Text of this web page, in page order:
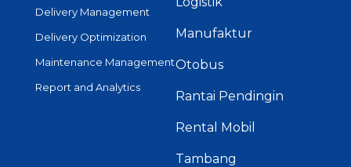
Delivery Management
Delivery Optimization
Maintenance Management
Report and Analytics
Manufaktur
Otobus
Rantai Pendingin
Rental Mobil
Tambang